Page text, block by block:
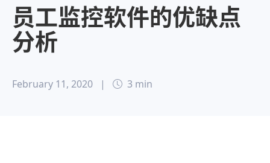
员工监控软件的优缺点
分析
February 11, 2020 | 3 min